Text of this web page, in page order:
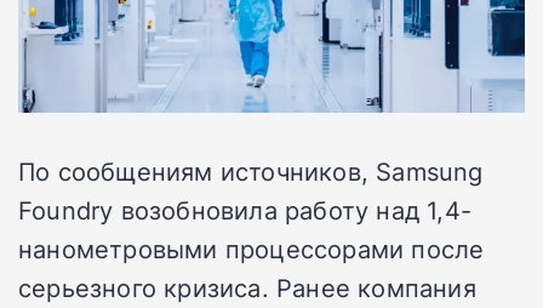
По сообщениям источников, Samsung
Foundry возобновила работу над 1,4-
нанометровыми процессорами после
серьезного кризиса. Ранее компания